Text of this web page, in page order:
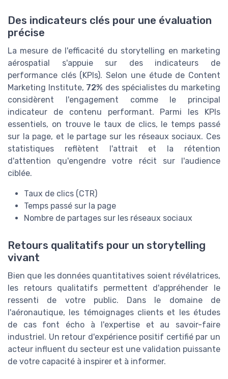
Des indicateurs clés pour une évaluation
précise
La mesure de l'efficacité du storytelling en marketing
aérospatial s'appuie sur des indicateurs de
performance clés (KPIs). Selon une étude de Content
Marketing Institute, 72% des spécialistes du marketing
considèrent l'engagement comme le principal
indicateur de contenu performant. Parmi les KPIs
essentiels, on trouve le taux de clics, le temps passé
sur la page, et le partage sur les réseaux sociaux. Ces
statistiques reflètent l'attrait et la rétention
d'attention qu'engendre votre récit sur l'audience
ciblée.
Taux de clics (CTR)
Temps passé sur la page
Nombre de partages sur les réseaux sociaux
Retours qualitatifs pour un storytelling
vivant
Bien que les données quantitatives soient révélatrices,
les retours qualitatifs permettent d'appréhender le
ressenti de votre public. Dans le domaine de
l'aéronautique, les témoignages clients et les études
de cas font écho à l'expertise et au savoir-faire
industriel. Un retour d'expérience positif certifié par un
acteur influent du secteur est une validation puissante
de votre capacité à inspirer et à informer.